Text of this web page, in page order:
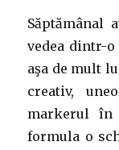
Săptămânal
vedea dintr-o
aşa de mult
creativ,
markerul
formula o